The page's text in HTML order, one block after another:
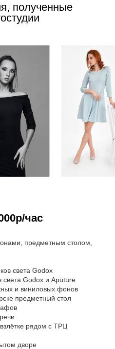
полученные
час
предметным столом,
света Godox
света Godox и Aputure
и виниловых фонов
предметный стол
рядом с ТРЦ
дворе